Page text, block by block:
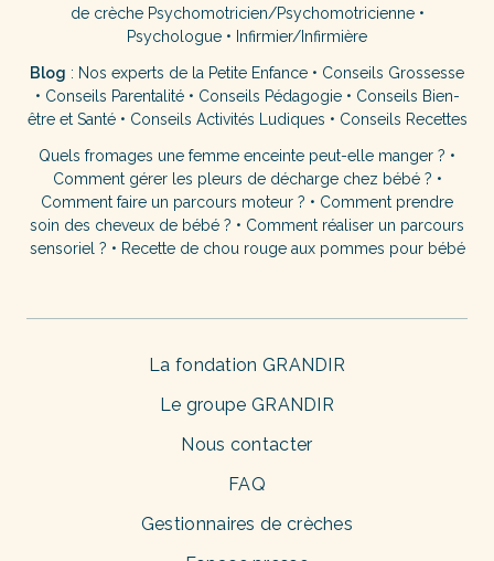
de crèche Psychomotricien/Psychomotricienne•
Psychologue • Infirmier/Infirmière
Blog : Nos experts de la Petite Enfance • Conseils Grossesse
• Conseils Parentalité• Conseils Pédagogie• Conseils Bien-
être et Santé• Conseils Activités Ludiques • Conseils Recettes
Quels fromages une femme enceinte peut-elle manger ? •
Comment gérer les pleurs de décharge chez bébé ? •
Comment faire un parcours moteur ? • Comment prendre
soin des cheveux de bébé ? • Comment réaliser un parcours
sensoriel ? • Recette de chou rouge aux pommes pour bébé
La fondation GRANDIR
Le groupe GRANDIR
Nous contacter
FAQ
Gestionnaires de crèches